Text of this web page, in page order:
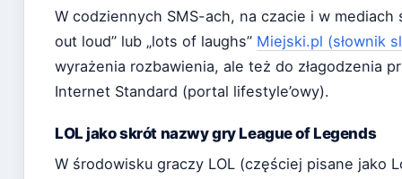
W codziennych SMS-ach, na czacie i w mediach
out loud” lub „lots of laughs” Miejski.pl (słownik
wyrażenia rozbawienia, ale też do złagodzenia
Internet Standard (portal lifestyle’owy).
LOL jako skrót nazwy gry League of Legends
W środowisku graczy LOL (częściej pisane jako